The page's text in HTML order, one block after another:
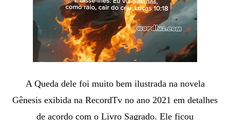
A Queda dele foi muito bem ilustrada na novela
Gênesis exibida na RecordTv no ano 2021 em detalhes
de acordo com o Livro Sagrado. Ele ficou